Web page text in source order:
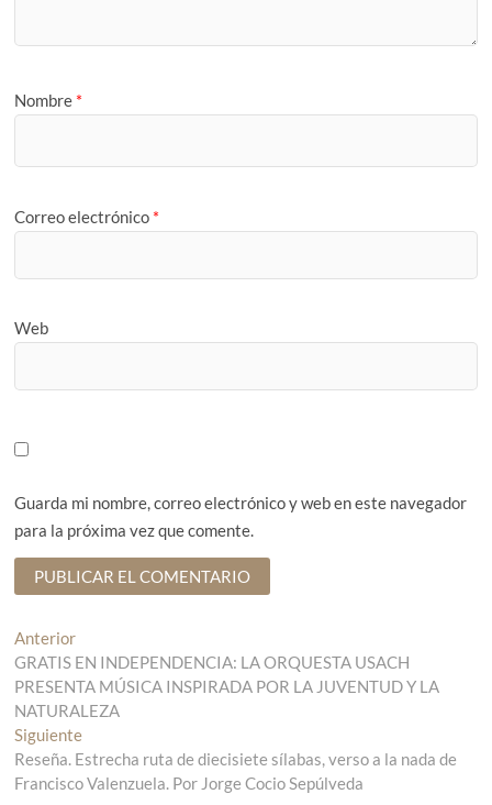
Nombre *
Correo electrónico *
Web
Guarda mi nombre, correo electrónico y web en este navegador
para la próxima vez que comente.
N
a
v
e
g
Anterior
n
t
r
a
d
a
GRATIS EN INDEPENDENCIA: LA ORQUESTA USACH
PRESENTA MÚSICA INSPIRADA POR LA JUVENTUD Y LA
NATURALEZA
Siguiente
n
t
Reseña. Estrecha ruta de diecisiete sílabas, verso a la nada de
Francisco Valenzuela. Por Jorge Cocio Sepúlveda